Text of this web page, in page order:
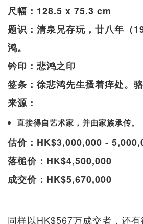
尺幅：128.5 x 75.3 cm
题识：清泉兄存玩，廿八年（
鸿。
钤印：悲鸿之印
签条：徐悲鸿先生搔着痒处。骆
来源：
直接得自艺术家，并由家族承传。
估价：HK$3,000,000 -
落槌价：HK$4,500,000
成交价：HK$5,670,000
同样以HK$567万成交者，还